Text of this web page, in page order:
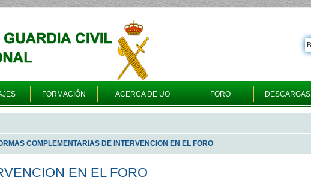
FORMACIÓN ACERCA DE UO FORO DESCARGAS
COMPLEMENTARIAS DE INTERVENCION EN EL FORO
EN EL FORO